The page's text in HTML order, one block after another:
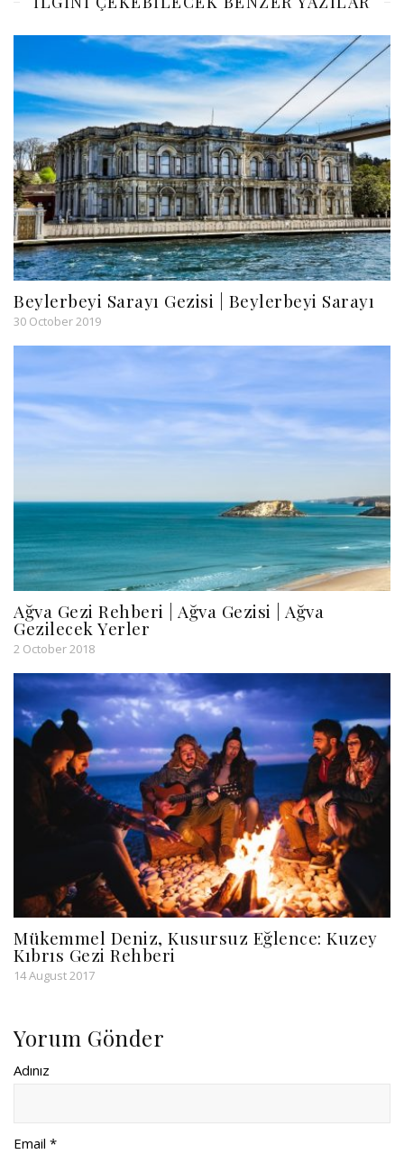
Beylerbeyi Sarayı Gezisi | Beylerbeyi Sarayı
30 October 2019
Ağva Gezi Rehberi | Ağva Gezisi | Ağva
Gezilecek Yerler
2 October 2018
Mükemmel Deniz, Kusursuz Eğlence: Kuzey
Kıbrıs Gezi Rehberi
14 August 2017
Yorum Gönder
Adınız
Email *